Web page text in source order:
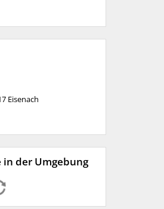
Eisenach
der Umgebung